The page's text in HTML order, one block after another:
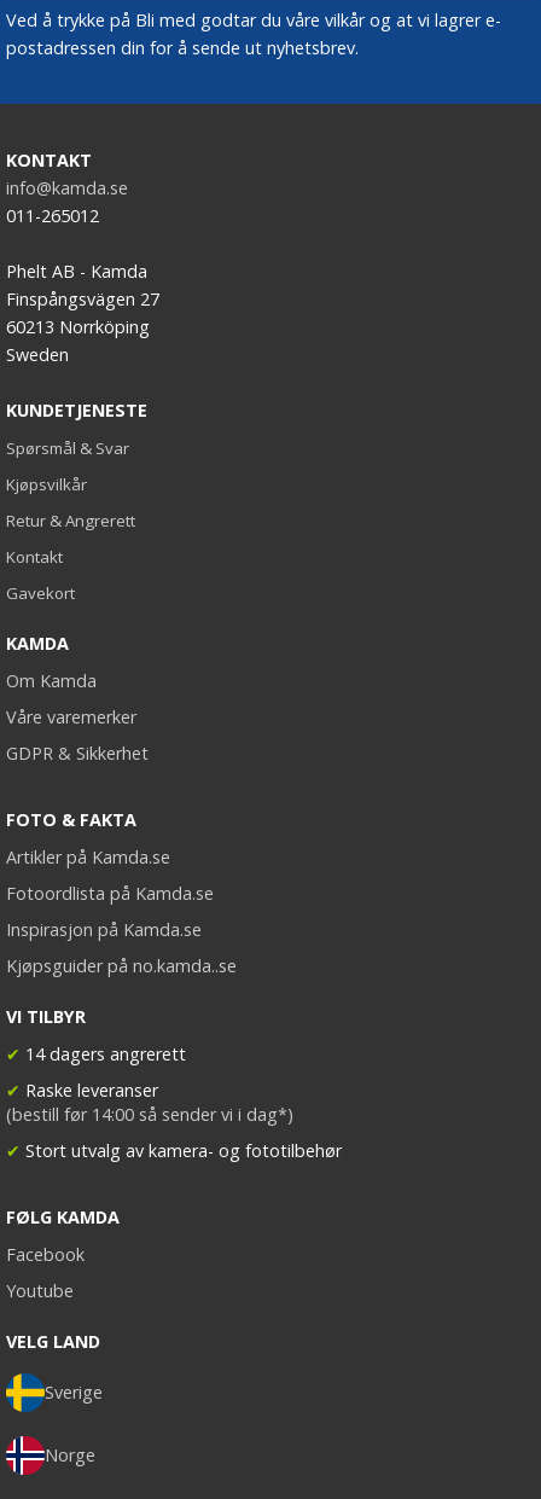
Ved å trykke på Bli med godtar du våre vilkår og at vi lagrer e-
postadressen din for å sende ut nyhetsbrev.
KONTAKT
info@kamda.se
011-265012
Phelt AB - Kamda
Finspångsvägen 27
60213 Norrköping
Sweden
KUNDETJENESTE
Spørsmål & Svar
Kjøpsvilkår
Retur & Angrerett
Kontakt
Gavekort
KAMDA
Om Kamda
Våre varemerker
GDPR & Sikkerhet
FOTO & FAKTA
Artikler på Kamda.se
Fotoordlista på Kamda.se
Inspirasjon på Kamda.se
Kjøpsguider på no.kamda..se
VI TILBYR
✔ 14 dagers angrerett
✔ Raske leveranser
(bestill før 14:00 så sender vi i dag*)
✔ Stort utvalg av kamera- og fototilbehør
FØLG KAMDA
Facebook
Youtube
VELG LAND
Sverige
Norge